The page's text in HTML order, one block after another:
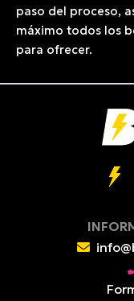
paso del proceso,
máximo todos los
para ofrecer.